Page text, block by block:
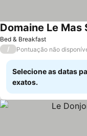
Bed & Breakfast
Domaine Le Mas
/ Pontuação não
Selecione as datas
exatos.